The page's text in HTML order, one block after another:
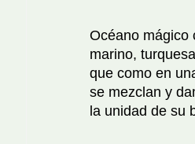
Océano mágico
marino, turquesa
que como en una
se mezclan y
la unidad de su